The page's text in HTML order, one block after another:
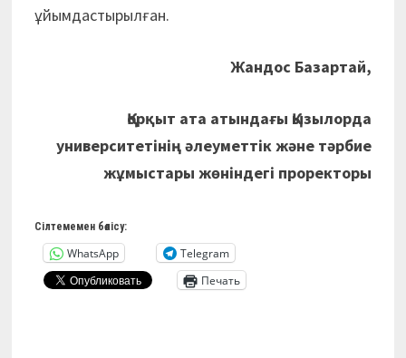
ұйымдастырылған.
Жандос Базартай,
Қорқыт ата атындағы Қызылорда
университетініңәлеуметтік және тәрбие
жұмыстары жөніндегі проректоры
Сілтемемен бөлісу:
WhatsApp
Telegram
Печать